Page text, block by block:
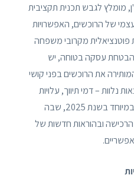
מומלץ לגבש תכנית תקציבית
של הרוכשים, האפשרויות
מקרובי משפחה
הבטחת עסקה בטוחה, יש
את הרוכשים בפני קושי
– דמי תיווך, עלויות
שמאות, מיסוי ושיפוצים, חשובה במיוחד בשנת 2025, שבה
הרכישה ובהוראות חדשות של